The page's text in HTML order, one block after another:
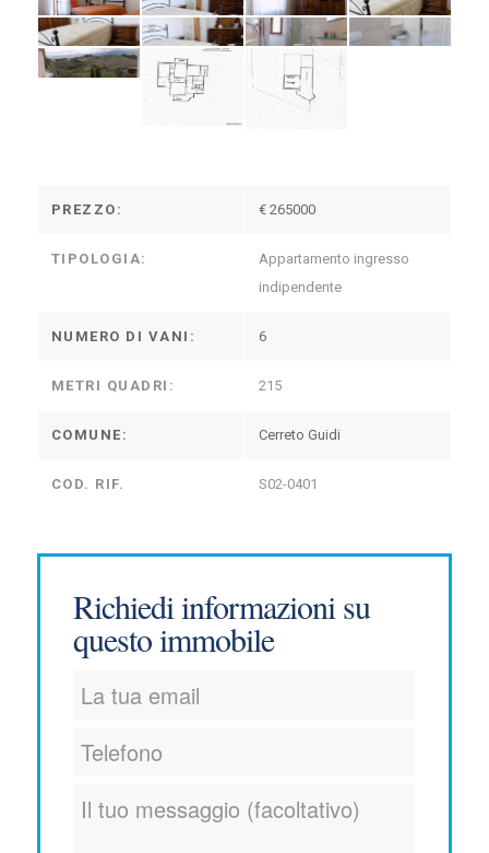
PREZZO: € 265000
TIPOLOGIA:
Appartamento ingresso
indipendente
NUMERO DI VANI: 6
METRI QUADRI: 215
COMUNE: Cerreto Guidi
COD. RIF. S02-0401
Richiedi informazioni su
questo immobile